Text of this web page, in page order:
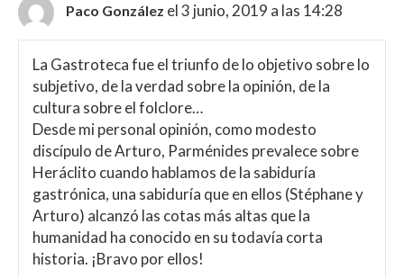
Paco González el 3 junio, 2019 a las 14:28
La Gastroteca fue el triunfo de lo objetivo sobre lo
subjetivo, de la verdad sobre la opinión, de la
cultura sobre el folclore…
Desde mi personal opinión, como modesto
discípulo de Arturo, Parménides prevalece sobre
Heráclito cuando hablamos de la sabiduría
gastrónica, una sabiduría que en ellos (Stéphane y
Arturo) alcanzó las cotas más altas que la
humanidad ha conocido en su todavía corta
historia. ¡Bravo por ellos!